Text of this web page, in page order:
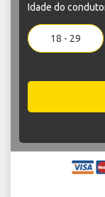
Idade do
18 - 29